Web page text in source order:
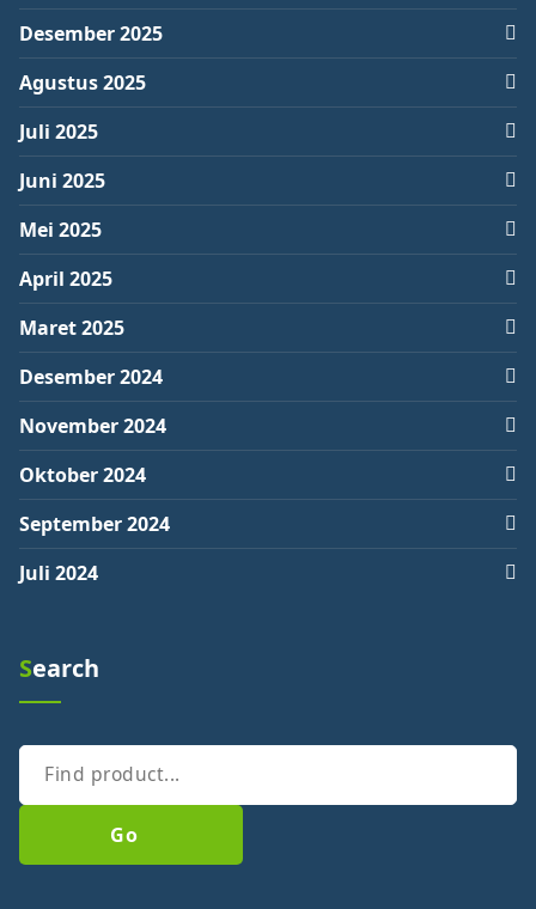
Desember 2025
Agustus 2025
Juli 2025
Juni 2025
Mei 2025
April 2025
Maret 2025
Desember 2024
November 2024
Oktober 2024
September 2024
Juli 2024
Search
Go